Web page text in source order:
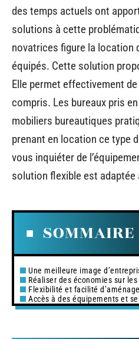
des temps actuels ont
solutions à cette
novatrices figure la location
équipés. Cette solution
Elle permet effectivement
compris. Les bureaux pris
mobiliers bureautiques
prenant en location ce type
vous inquiéter de
solution flexible est adaptée
SOMMAIRE
Une meilleure image
Réaliser des économies sur
Flexibilité et facilité
Accès à des équipements et